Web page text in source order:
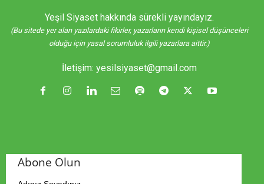
Yeşil Siyaset hakkında sürekli yayındayız.
(Bu sitede yer alan yazılardaki fikirler, yazarların kendi kişisel düşünceleri
olduğu için yasal sorumluluk ilgili yazarlara aittir.)
İletişim: yesilsiyaset@gmail.com
Abone Olun